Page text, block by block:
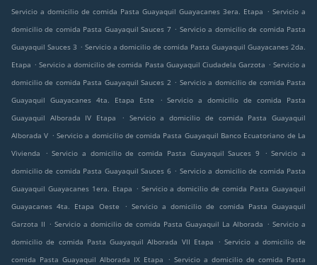
Servicio a domicilio de comida Pasta Guayaquil Guayacanes 3era. Etapa . Servicio a
domicilio de comida Pasta Guayaquil Sauces 7 . Servicio a domicilio de comida Pasta
Guayaquil Sauces 3 . Servicio a domicilio de comida Pasta Guayaquil Guayacanes 2da.
Etapa . Servicio a domicilio de comida Pasta Guayaquil Ciudadela Garzota . Servicio a
domicilio de comida Pasta Guayaquil Sauces 2 . Servicio a domicilio de comida Pasta
Guayaquil Guayacanes 4ta. Etapa Este
. Servicio a domicilio de comida Pasta
Guayaquil Alborada IV Etapa
. Servicio a domicilio de comida Pasta Guayaquil
Alborada V . Servicio a domicilio de comida Pasta Guayaquil Banco Ecuatoriano de La
Vivienda
. Servicio a domicilio de comida Pasta Guayaquil Sauces 9 . Servicio a
domicilio de comida Pasta Guayaquil Sauces 6 . Servicio a domicilio de comida Pasta
Guayaquil Guayacanes 1era. Etapa . Servicio a domicilio de comida Pasta Guayaquil
Guayacanes 4ta. Etapa Oeste
. Servicio a domicilio de comida Pasta Guayaquil
Garzota II . Servicio a domicilio de comida Pasta Guayaquil La Alborada . Servicio a
domicilio de comida Pasta Guayaquil Alborada VII Etapa
. Servicio a domicilio de
comida Pasta Guayaquil Alborada IX Etapa
. Servicio a domicilio de comida Pasta